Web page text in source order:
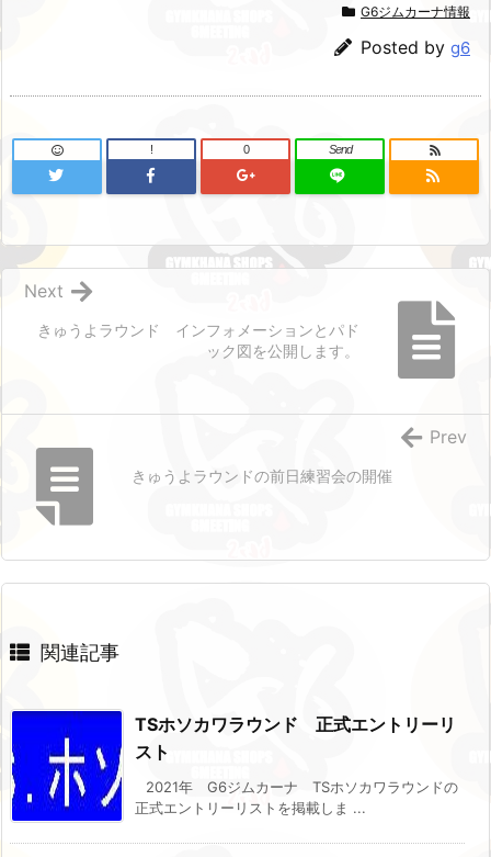
G6ジムカーナ情報
Posted by g6
! 0 Send
きゅうよラウンド インフォメーションとパド
ック図を公開します。
Next
きゅうよラウンドの前日練習会の開催
Prev
関連記事
TSホソカワラウンド 正式エントリーリ
スト
2021年 G6ジムカーナ TSホソカワラウンドの
正式エントリーリストを掲載しま ...